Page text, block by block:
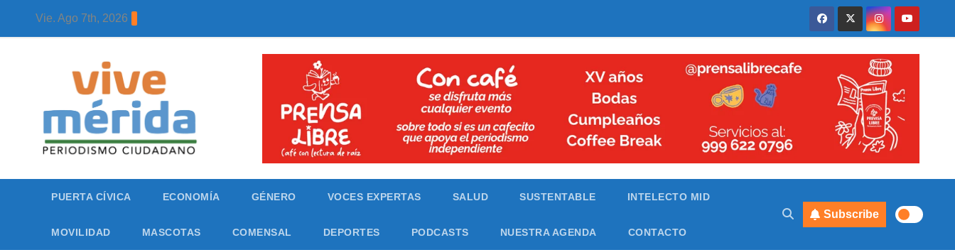
Vie. Ago 7th, 2026
PUERTA CÍVICA ECONOMÍA GÉNERO VOCES EXPERTAS SALUD SUSTENTABLE INTELECTO MID
MOVILIDAD MASCOTAS COMENSAL DEPORTES PODCASTS NUESTRA AGENDA CONTACTO
Subscribe